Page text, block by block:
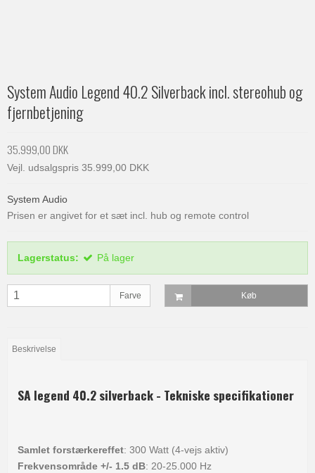
System Audio Legend 40.2 Silverback incl. stereohub og
fjernbetjening
35.999,00 DKK
Vejl. udsalgspris 35.999,00 DKK
System Audio
Prisen er angivet for et sæt incl. hub og remote control
Lagerstatus: På lager
Farve Køb
Beskrivelse
SA legend 40.2 silverback - Tekniske specifikationer
Samlet forstærkereffet: 300 Watt (4-vejs aktiv)
Frekvensområde +/- 1.5 dB: 20-25.000 Hz